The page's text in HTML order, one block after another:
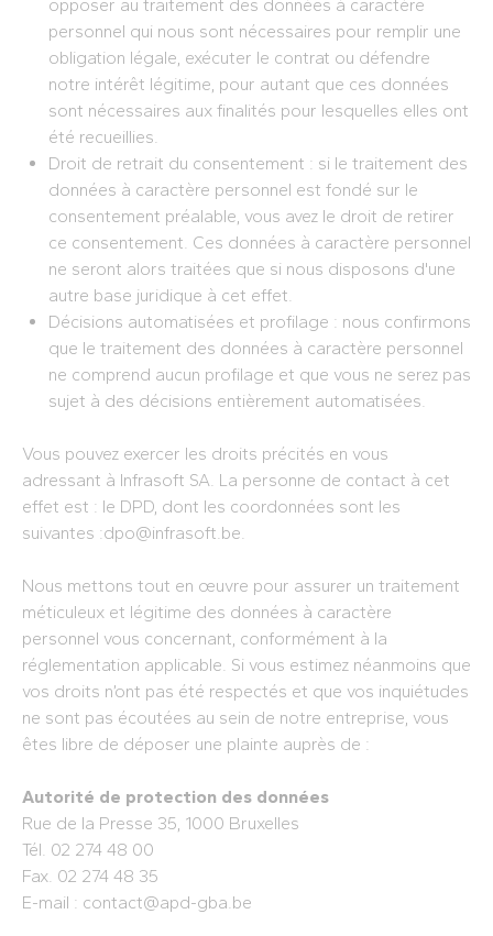
opposer au traitement des données à caractère
personnel qui nous sont nécessaires pour remplir une
obligation légale, exécuter le contrat ou défendre
notre intérêt légitime, pour autant que ces données
sont nécessaires aux finalités pour lesquelles elles ont
été recueillies.
Droit de retrait du consentement : si le traitement des
données à caractère personnel est fondé sur le
consentement préalable, vous avez le droit de retirer
ce consentement. Ces données à caractère personnel
ne seront alors traitées que si nous disposons d'une
autre base juridique à cet effet.
Décisions automatisées et profilage : nous confirmons
que le traitement des données à caractère personnel
ne comprend aucun profilage et que vous ne serez pas
sujet à des décisions entièrement automatisées.
Vous pouvez exercer les droits précités en vous
adressant à Infrasoft SA. La personne de contact à cet
effet est : le DPD, dont les coordonnées sont les
suivantes :dpo@infrasoft.be.
Nous mettons tout en œuvre pour assurer un traitement
méticuleux et légitime des données à caractère
personnel vous concernant, conformément à la
réglementation applicable. Si vous estimez néanmoins que
vos droits n’ont pas été respectés et que vos inquiétudes
ne sont pas écoutées au sein de notre entreprise, vous
êtes libre de déposer une plainte auprès de :
Autorité de protection des données
Rue de la Presse 35, 1000 Bruxelles
Tél. 02 274 48 00
Fax. 02 274 48 35
E-mail : contact@apd-gba.be